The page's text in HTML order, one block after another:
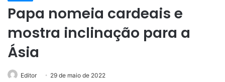
Papa nomeia cardeais e
mostra inclinação para a
Ásia
Editor 29 de maio de 2022